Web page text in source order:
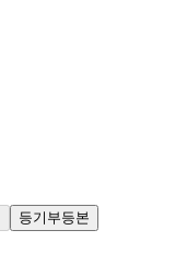
등기부등본